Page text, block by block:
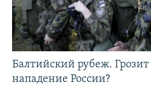
Балтийский рубеж.
нападение России?